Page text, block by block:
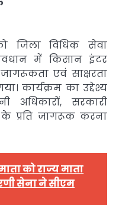
जिला विधिक सेवा
में किसान इंटर
एवं साक्षरता
कार्यक्रम का उद्देश्य
अधिकारों, सरकारी
प्रति जागरूक करना
को राज्य माता
सेना ने सीएम